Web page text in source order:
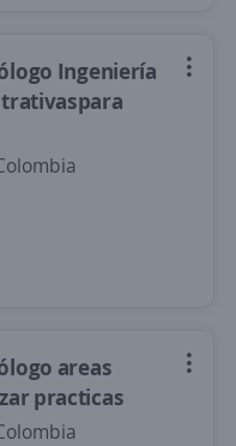
Ingeniería
areas
practicas